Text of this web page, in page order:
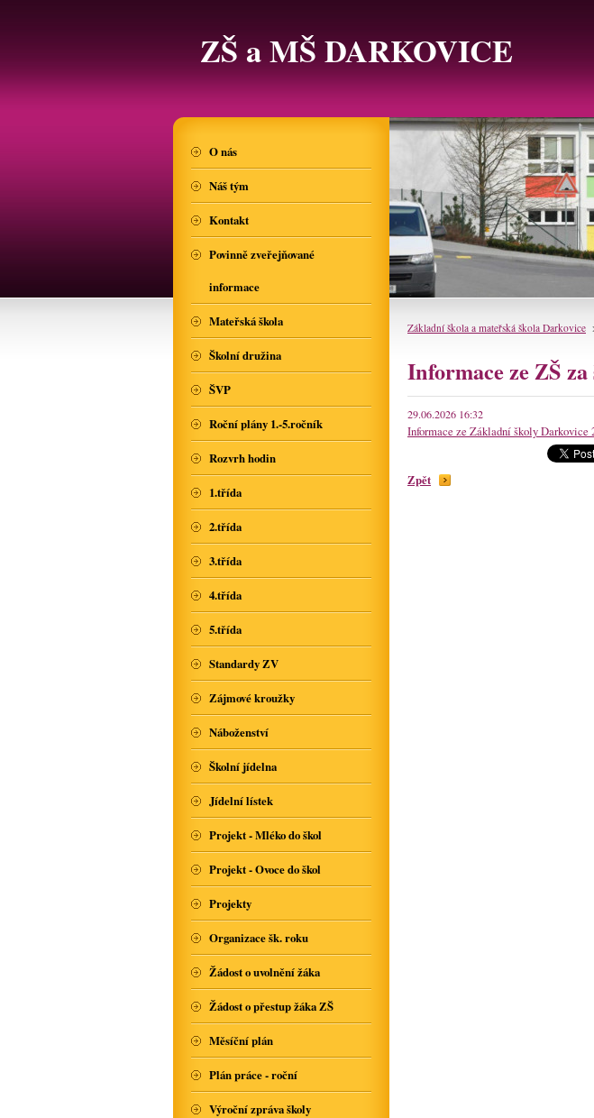
ZŠ a MŠ DARKOVICE
Základní škola a mateřská škola Darkovice
Informace ze ZŠ
29.06.2026 16:32
Informace ze Základní školy Darkovice
Zpět
O nás
Náš tým
Kontakt
Povinně zveřejňované
informace
Mateřská škola
Školní družina
ŠVP
Roční plány 1.-5.ročník
Rozvrh hodin
1.třída
2.třída
3.třída
4.třída
5.třída
Standardy ZV
Zájmové kroužky
Náboženství
Školní jídelna
Jídelní lístek
Projekt - Mléko do škol
Projekt - Ovoce do škol
Projekty
Organizace šk. roku
Žádost o uvolnění žáka
Žádost o přestup žáka ZŠ
Měsíční plán
Plán práce - roční
Výroční zpráva školy